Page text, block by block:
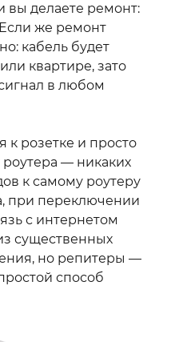
вы делаете ремонт:
же ремонт
кабель будет
квартире, зато
в любом
розетке и просто
роутера — никаких
к самому роутеру
при переключении
с интернетом
существенных
но репитеры —
способ